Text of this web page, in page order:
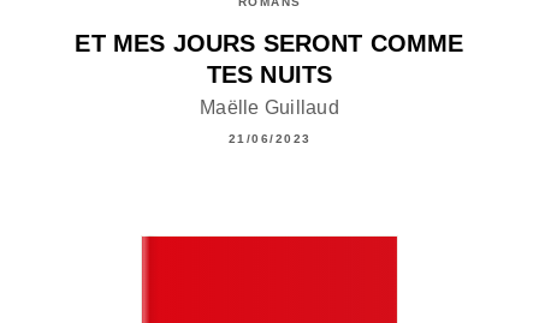
ET MES JOURS SERONT COMME
TES NUITS
Maëlle Guillaud
21/06/2023